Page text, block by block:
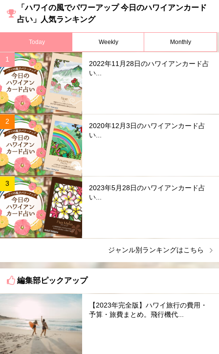
「ハワイの風でパワーアップ 今日のハワイアンカード
占い」人気ランキング
Today Weekly Monthly
2022年11月28日のハワイアンカード占
い...
2020年12月3日のハワイアンカード占
い...
2023年5月28日のハワイアンカード占
い...
ジャンル別ランキングはこちら
編集部ピックアップ
【2023年完全版】ハワイ旅行の費用・
予算・旅費まとめ。飛行機代...